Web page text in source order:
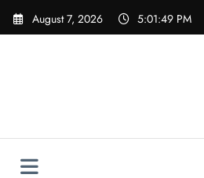
Skip
August 7, 2026 5:01:49 PM